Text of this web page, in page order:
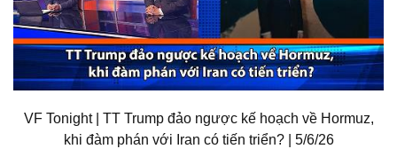
VF Tonight | TT Trump đảo ngược kế hoạch về Hormuz,
khi đàm phán với Iran có tiến triển? | 5/6/26